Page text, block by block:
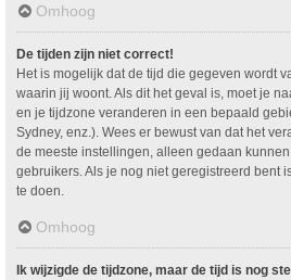
Omhoog
De tijden zijn niet correct!
Het is mogelijk dat de tijd die gegeven wordt
waarin jij woont. Als dit het geval is, moet je
en je tijdzone veranderen in een bepaald
Sydney, enz.). Wees er bewust van dat het
de meeste instellingen, alleen gedaan
gebruikers. Als je nog niet geregistreerd bent
te doen.
Omhoog
Ik wijzigde de tijdzone, maar de tijd is nog